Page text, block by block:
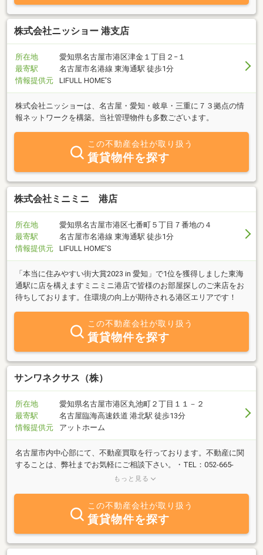
株式会社ニッショー 港支店
所在地
愛知県名古屋市港区津金１丁目２−１
最寄駅
名古屋市名港線 東海通駅 徒歩1分
情報提供元
LIFULL HOME'S
株式会社ニッショーは、名古屋・愛知・岐阜・三重に７３拠点の情
報ネットワークを構築。当社管理物件も多数ございます。
この不動産会社が取り扱う
賃貸物件を探す
株式会社ミニミニ 港店
所在地
愛知県名古屋市港区七番町５丁目７番地の４
最寄駅
名古屋市名港線 東海通駅 徒歩1分
情報提供元
LIFULL HOME'S
「本当に住みやすい街大賞2023 in 愛知」で1位を獲得しました東海
通駅に店を構えますミニミニ港店で皆様のお部屋探しのご来店をお
待ちしております。住環境の向上が期待される港区エリアです！
この不動産会社が取り扱う
賃貸物件を探す
サンワネクサス（株）
所在地
愛知県名古屋市港区丸池町２丁目１１－２
最寄駅
名古屋臨海高速鉄道 港北駅 徒歩13分
情報提供元
アットホーム
名古屋市内中心部にて、不動産買取を行っております。不動産に関
することは、弊社までお気軽にご相談下さい。・TEL：052‐665-
6127 ・FAX：052-665-6128・Mail：info@sanwanexus.co.jp・
もっと見る
この不動産会社が取り扱う
賃貸物件を探す